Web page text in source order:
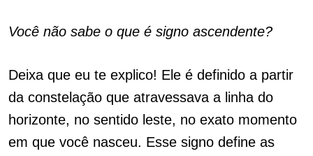
Você não sabe o que é signo ascendente?
Deixa que eu te explico! Ele é definido a partir
da constelação que atravessava a linha do
horizonte, no sentido leste, no exato momento
em que você nasceu. Esse signo define as